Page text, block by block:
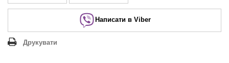
Написати в Viber
Друкувати